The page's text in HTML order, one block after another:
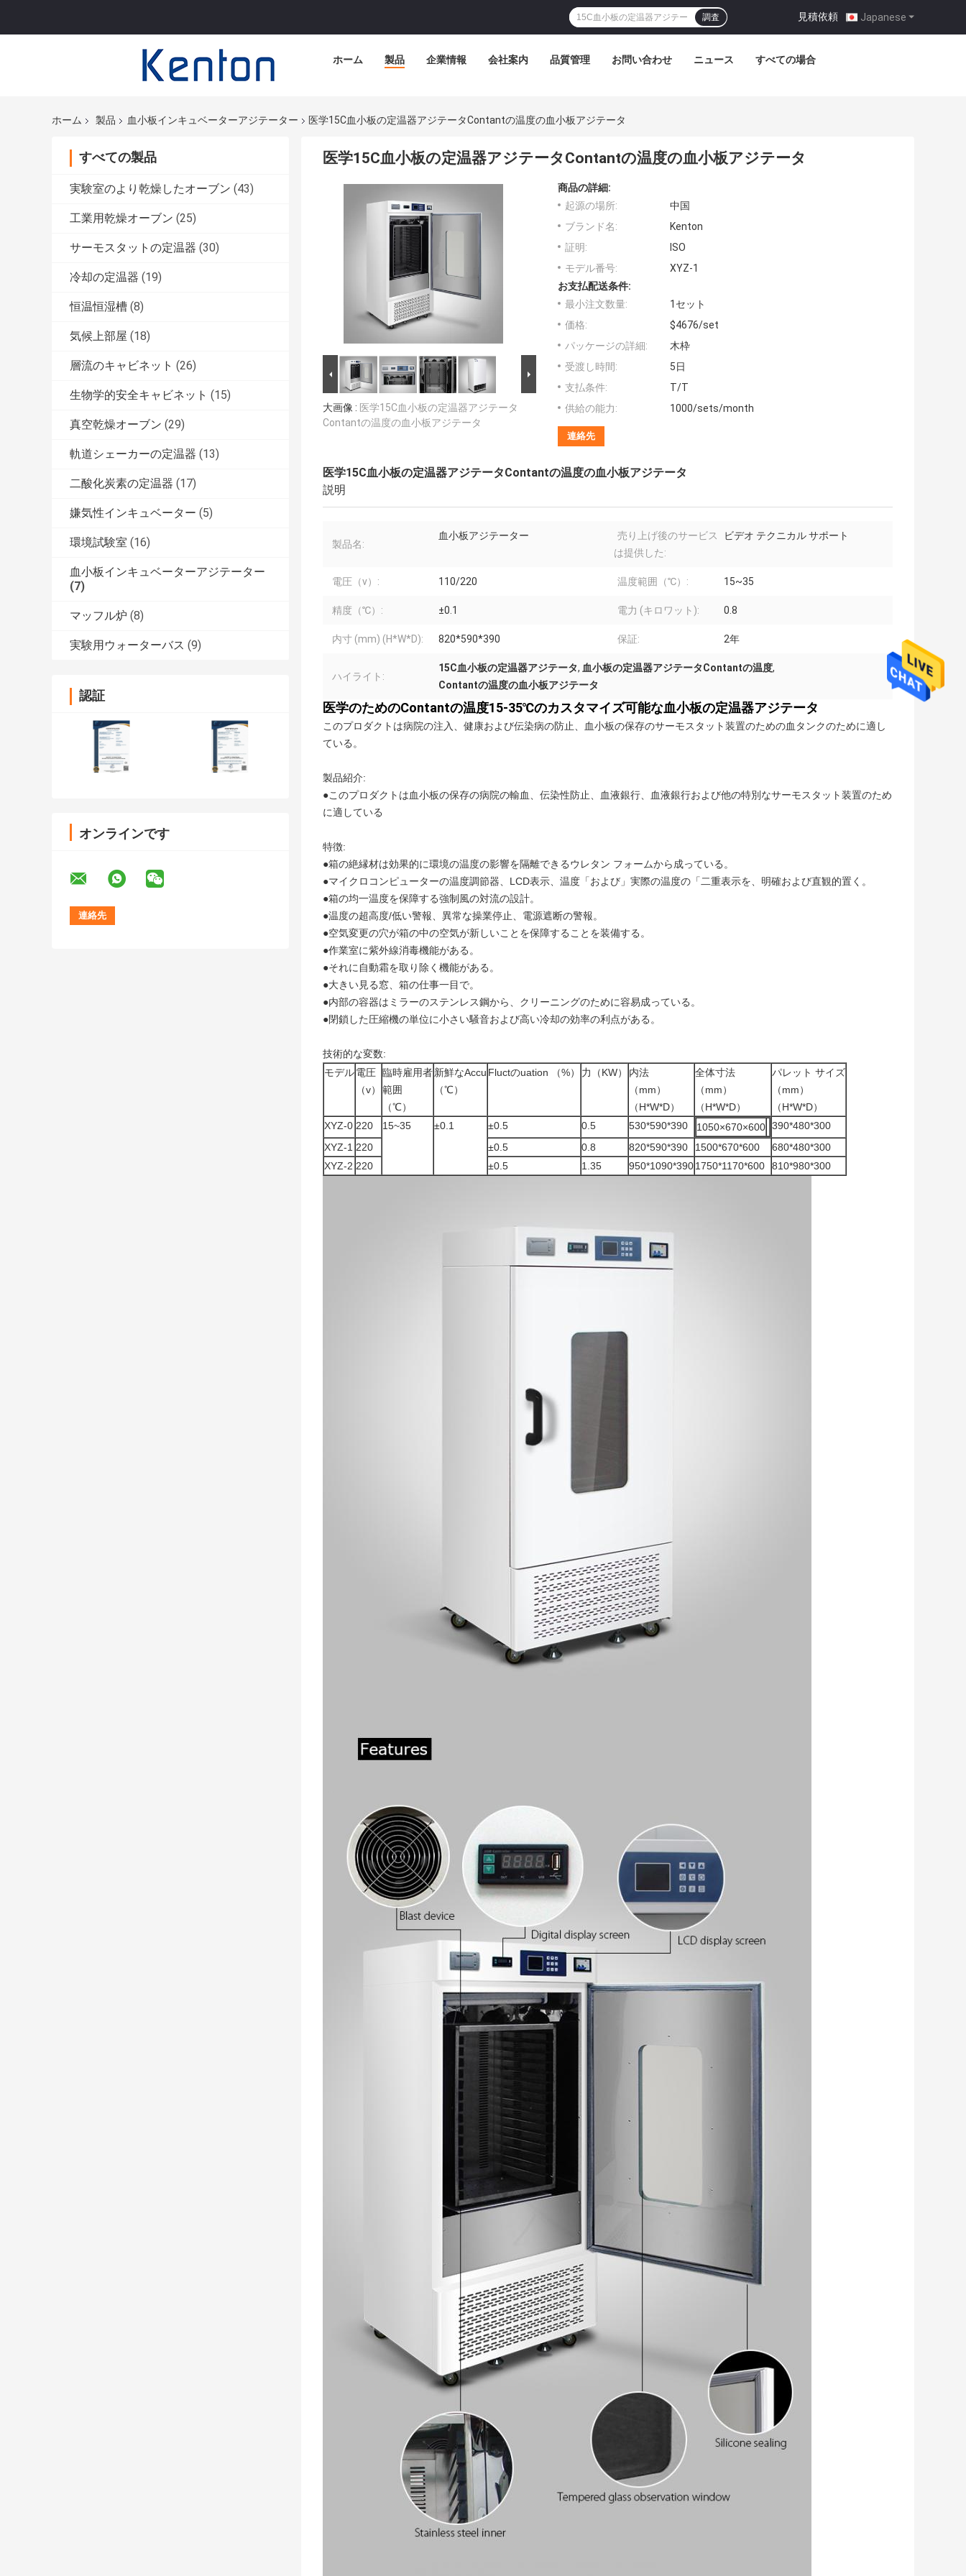
Japanese
見積依頼 |
調査
ホーム 製品 企業情報 会社案内 品質管理 お問い合わせ ニュース すべての場合
ホーム 製品 血小板インキュベーターアジテーター 医学15C血小板の定温器アジテータContantの温度の血小板アジテータ
すべての製品
実験室のより乾燥したオーブン (43)
工業用乾燥オーブン (25)
サーモスタットの定温器 (30)
冷却の定温器 (19)
恒温恒湿槽 (8)
気候上部屋 (18)
層流のキャビネット (26)
生物学的安全キャビネット (15)
真空乾燥オーブン (29)
軌道シェーカーの定温器 (13)
二酸化炭素の定温器 (17)
嫌気性インキュベーター (5)
環境試験室 (16)
血小板インキュベーターアジテーター
(7)
マッフル炉 (8)
実験用ウォーターバス (9)
認証
オンラインです
医学15C血小板の定温器アジテータContantの温度の血小板アジテータ
大画像 : 医学15C血小板の定温器アジテータ
Contantの温度の血小板アジテータ
商品の詳細:
起源の場所:
中国
ブランド名:
Kenton
証明:
ISO
モデル番号:
XYZ-1
お支払配送条件:
最小注文数量:
1セット
価格:
$4676/set
パッケージの詳細:
木枠
受渡し時間:
5日
支払条件:
T/T
供給の能力:
1000/sets/month
連絡先
医学15C血小板の定温器アジテータContantの温度の血小板アジテータ
説明
製品名:
血小板アジテーター
売り上げ後のサービス
は提供した:
ビデオ テクニカル サポート
電圧（v）: 110/220 温度範囲（℃）: 15~35
精度（℃）: ±0.1 電力 (キロワット): 0.8
内寸 (mm) (H*W*D): 820*590*390 保証: 2年
ハイライト:
15C血小板の定温器アジテータ, 血小板の定温器アジテータContantの温度,
Contantの温度の血小板アジテータ
医学のためのContantの温度15-35℃のカスタマイズ可能な血小板の定温器アジテータ
このプロダクトは病院の注入、健康および伝染病の防止、血小板の保存のサーモスタット装置のための血タンクのために適し
ている。
製品紹介:
●このプロダクトは血小板の保存の病院の輸血、伝染性防止、血液銀行、血液銀行および他の特別なサーモスタット装置のため
に適している
特徴:
●箱の絶縁材は効果的に環境の温度の影響を隔離できるウレタン フォームから成っている。
●マイクロコンピューターの温度調節器、LCD表示、温度「および」実際の温度の「二重表示を、明確および直観的置く。
●箱の均一温度を保障する強制風の対流の設計。
●温度の超高度/低い警報、異常な操業停止、電源遮断の警報。
●空気変更の穴が箱の中の空気が新しいことを保障することを装備する。
●作業室に紫外線消毒機能がある。
●それに自動霜を取り除く機能がある。
●大きい見る窓、箱の仕事一目で。
●内部の容器はミラーのステンレス鋼から、クリーニングのために容易成っている。
●閉鎖した圧縮機の単位に小さい騒音および高い冷却の効率の利点がある。
技術的な変数:
モデル電圧
（v）
臨時雇用者
範囲
（℃）
新鮮なAccu
（℃）
Fluctのuation （%） 力（KW）
内法
（mm）
（H*W*D）
全体寸法
（mm）
（H*W*D）
パレット サイズ
（mm）
（H*W*D）
XYZ-0 220 15~35 ±0.1 ±0.5 0.5 530*590*390 1050×670×600 390*480*300
XYZ-1 220 ±0.5 0.8 820*590*390 1500*670*600
680*480*300
XYZ-2 220 ±0.5 1.35 950*1090*3901750*1170*600 810*980*300